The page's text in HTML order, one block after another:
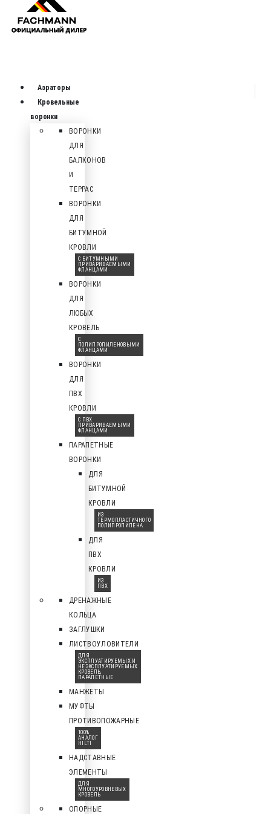
Аэраторы
Кровельные
воронки
ВОРОНКИ
ДЛЯ
БАЛКОНОВ
И
ТЕРРАС
ВОРОНКИ
ДЛЯ
БИТУМНОЙ
КРОВЛИ
С БИТУМНЫМИ
ПРИВАРИВАЕМЫМИ
ФЛАНЦАМИ
ВОРОНКИ
ДЛЯ
ЛЮБЫХ
КРОВЕЛЬ
С
ПОЛИПРОПИЛЕНОВЫМИ
ФЛАНЦАМИ
ВОРОНКИ
ДЛЯ
ПВХ
КРОВЛИ
С ПВХ
ПРИВАРИВАЕМЫМИ
ФЛАНЦАМИ
ПАРАПЕТНЫЕ
ВОРОНКИ
ДЛЯ
БИТУМНОЙ
КРОВЛИ
ИЗ
ТЕРМОПЛАСТИЧНОГО
ПОЛИПРОПИЛЕНА
ДЛЯ
ПВХ
КРОВЛИ
ИЗ
ПВХ
ДРЕНАЖНЫЕ
КОЛЬЦА
ЗАГЛУШКИ
ЛИСТВОУЛОВИТЕЛИ
ДЛЯ
ЭКСПЛУАТИРУЕМЫХ И
НЕЭКСПЛУАТИРУЕМЫХ
КРОВЕЛЬ,
ПАРАПЕТНЫЕ
МАНЖЕТЫ
МУФТЫ
ПРОТИВОПОЖАРНЫЕ
100%
АНАЛОГ
HILTI
НАДСТАВНЫЕ
ЭЛЕМЕНТЫ
ДЛЯ
МНОГОУРОВНЕВЫХ
КРОВЕЛЬ
ОПОРНЫЕ